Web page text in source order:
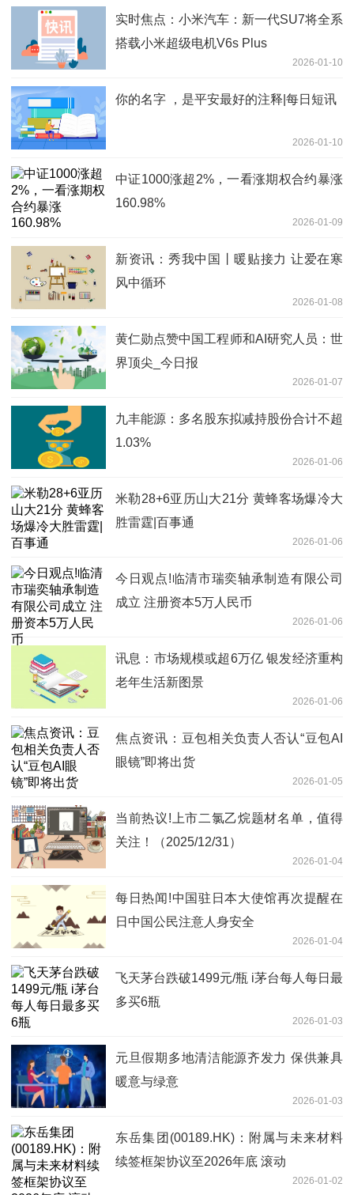
实时焦点：小米汽车：新一代SU7将全系
搭载小米超级电机V6s Plus
2026-01-10
你的名字 ，是平安最好的注释|每日短讯
2026-01-10
中证1000涨超2%，一看涨期权合约暴涨
160.98%
2026-01-09
新资讯：秀我中国丨暖贴接力 让爱在寒
风中循环
2026-01-08
黄仁勋点赞中国工程师和AI研究人员：世
界顶尖_今日报
2026-01-07
九丰能源：多名股东拟减持股份合计不超
1.03%
2026-01-06
米勒28+6亚历山大21分 黄蜂客场爆冷大
胜雷霆|百事通
2026-01-06
今日观点!临清市瑞奕轴承制造有限公司
成立 注册资本5万人民币
2026-01-06
讯息：市场规模或超6万亿 银发经济重构
老年生活新图景
2026-01-06
焦点资讯：豆包相关负责人否认“豆包AI
眼镜”即将出货
2026-01-05
当前热议!上市二氯乙烷题材名单，值得
关注！（2025/12/31）
2026-01-04
每日热闻!中国驻日本大使馆再次提醒在
日中国公民注意人身安全
2026-01-04
飞天茅台跌破1499元/瓶 i茅台每人每日最
多买6瓶
2026-01-03
元旦假期多地清洁能源齐发力 保供兼具
暖意与绿意
2026-01-03
东岳集团(00189.HK)：附属与未来材料
续签框架协议至2026年底 滚动
2026-01-02